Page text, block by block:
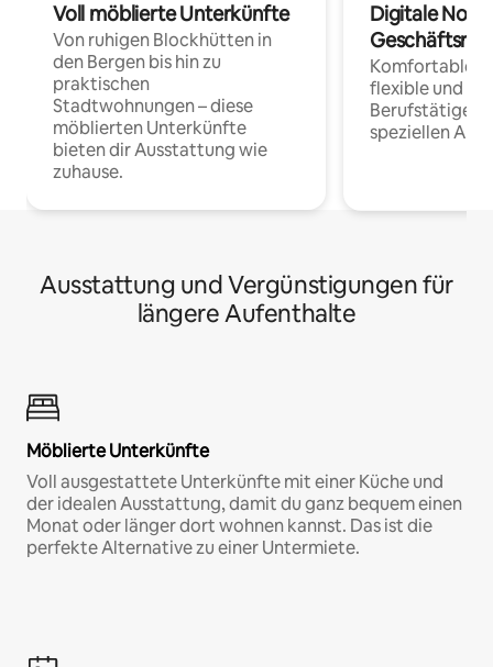
Voll möblierte Unterkünfte
Von ruhigen Blockhütten in
den Bergen bis hin zu
praktischen
Stadtwohnungen – diese
möblierten Unterkünfte
bieten dir Ausstattung wie
zuhause.
Digitale
Komfortable
flexible und
Berufstätige
speziellen
Ausstattung und Vergünstigungen für
längere Aufenthalte
Möblierte Unterkünfte
Voll ausgestattete Unterkünfte mit einer Küche und
der idealen Ausstattung, damit du ganz bequem einen
Monat oder länger dort wohnen kannst. Das ist die
perfekte Alternative zu einer Untermiete.